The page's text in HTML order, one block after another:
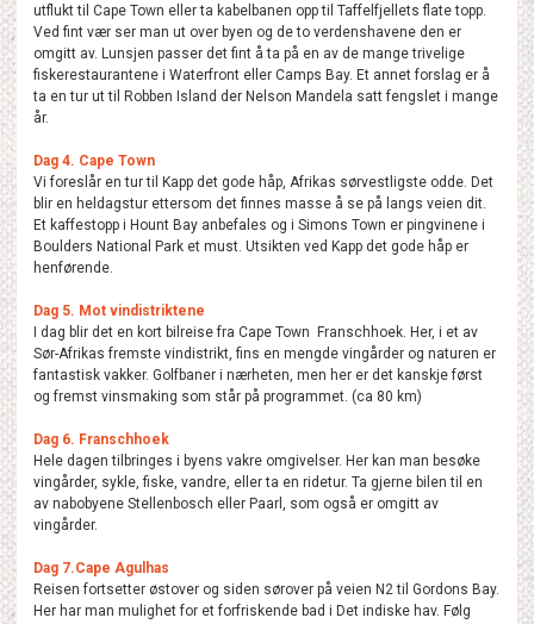
utflukt til Cape Town eller ta kabelbanen opp til Taffelfjellets flate topp.
Ved fint vær ser man ut over byen og de to verdenshavene den er
omgitt av. Lunsjen passer det fint å ta på en av de mange trivelige
fiskerestaurantene i Waterfront eller Camps Bay. Et annet forslag er å
ta en tur ut til Robben Island der Nelson Mandela satt fengslet i mange
år.
Dag 4. Cape Town
Vi foreslår en tur til Kapp det gode håp, Afrikas sørvestligste odde. Det
blir en heldagstur ettersom det finnes masse å se på langs veien dit.
Et kaffestopp i Hount Bay anbefales og i Simons Town er pingvinene i
Boulders National Park et must. Utsikten ved Kapp det gode håp er
henførende.
Dag 5. Mot vindistriktene
I dag blir det en kort bilreise fra Cape Town Franschhoek. Her, i et av
Sør-Afrikas fremste vindistrikt, fins en mengde vingårder og naturen er
fantastisk vakker. Golfbaner i nærheten, men her er det kanskje først
og fremst vinsmaking som står på programmet. (ca 80 km)
Dag 6. Franschhoek
Hele dagen tilbringes i byens vakre omgivelser. Her kan man besøke
vingårder, sykle, fiske, vandre, eller ta en ridetur. Ta gjerne bilen til en
av nabobyene Stellenbosch eller Paarl, som også er omgitt av
vingårder.
Dag 7.Cape Agulhas
Reisen fortsetter østover og siden sørover på veien N2 til Gordons Bay.
Her har man mulighet for et forfriskende bad i Det indiske hav. Følg